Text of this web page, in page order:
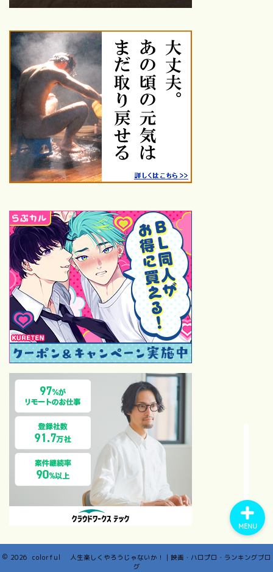
2026 colorful 人生楽しくやろうじゃないか！｜映画・ハロプロ・ランキングブロ
グ
MENU
作を厳選紹介
鑑賞した映画
26年鑑賞【25本】
25年鑑賞【120本】
24年鑑賞【100本】
23年鑑賞【109本】
ハロプロ
【保存版】モーニング娘。歴
代シングル一覧｜売上・順
位・カップリング完全ガイド
【2026最新】モーニング
娘。歴代オーディション全記
録！1期〜18期合格者と落選
後の有名人まとめ
【祝・サブスク解禁】モーニ
ング娘。の“通好み14曲”を語
らせてください｜在宅ファン
の偏愛セレクト